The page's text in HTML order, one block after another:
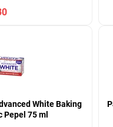
White Baking
Pepel 75 ml